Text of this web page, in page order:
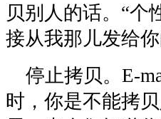
贝别人的话。“个
接从我那儿发给你
停止拷贝。E-
时，你是不能拷